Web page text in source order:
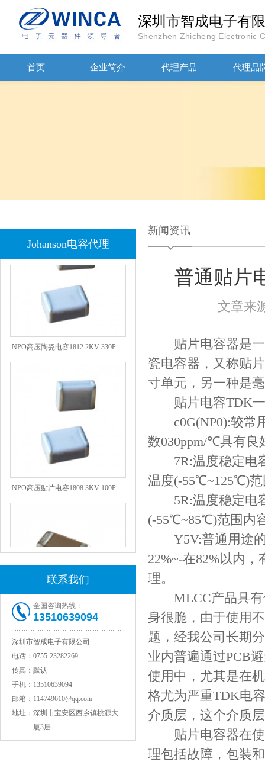
深圳市智成电子有
Shenzhen Zhicheng Electronic
首页 企业简介 代理产品 代理品
Johanson电容代理
1808 Y2 1NF安规贴片电容Johanson品牌
联系我们
全国咨询热线：
13510639094
深圳市智成电子有限公司
电话： 0755-23282269
传真： 默认
手机： 13510639094
邮箱： 114749610@qq.com
地址： 深圳市宝安区西乡镇桃源大
厦3层
新闻资讯
普通贴片
文章来
贴片电容器是一
瓷电容器，又称贴
寸单元，另一种是
贴片电容TDK一
c0G(NP0):较常用
数030ppm/℃具有良
7R:温度稳定电容
温度(-55℃~125℃)范
5R:温度稳定电容
(-55℃~85℃)范围内
Y5V:普通用途的
22%~-在82%以内
理。
MLCC产品具有
身很脆，由于使用
题，经我公司长期
业内普遍通过PCB
使用中，尤其是在
格尤为严重TDK电
介质层，这个介质
贴片电容器在使
理包括故障，包装